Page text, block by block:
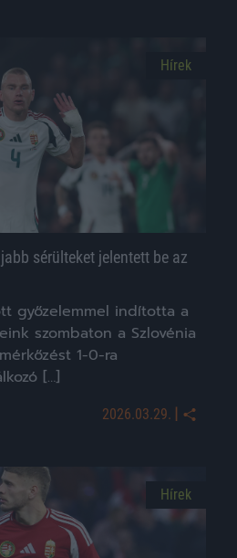
Hírek
sérülteket jelentett be az
győzelemmel indította a
szombaton a Szlovénia
1-0-ra
[…]
2026.03.29. |
Hírek